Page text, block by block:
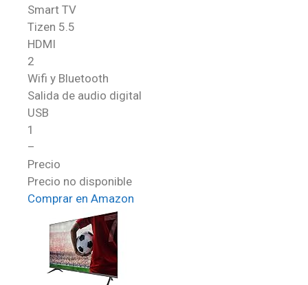
Smart TV
Tizen 5.5
HDMI
2
Wifi y Bluetooth
Salida de audio digital
USB
1
–
Precio
Precio no disponible
Comprar en Amazon